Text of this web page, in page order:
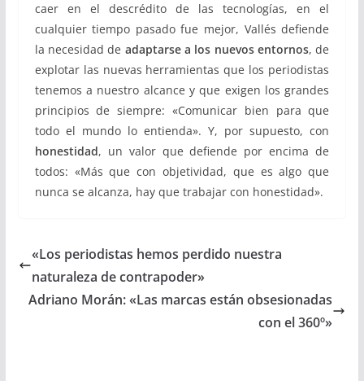
caer en el descrédito de las tecnologías, en el
cualquier tiempo pasado fue mejor, Vallés defiende
la necesidad de adaptarse a los nuevos entornos, de
explotar las nuevas herramientas que los periodistas
tenemos a nuestro alcance y que exigen los grandes
principios de siempre: «Comunicar bien para que
todo el mundo lo entienda». Y, por supuesto, con
honestidad, un valor que defiende por encima de
todos: «Más que con objetividad, que es algo que
nunca se alcanza, hay que trabajar con honestidad».
«Los periodistas hemos perdido nuestra
naturaleza de contrapoder»
Adriano Morán: «Las marcas están obsesionadas
con el 360º»